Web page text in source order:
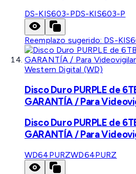
DS-KIS603-PDS-KIS603-P
Reemplazo sugerido: DS-
Western Digital (WD)
Disco Duro PURPLE de
GARANTÍA / Para
Disco Duro PURPLE de
GARANTÍA / Para
WD64PURZWD64PURZ